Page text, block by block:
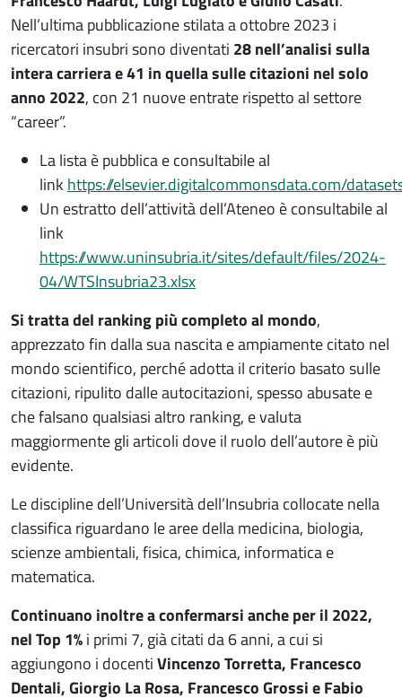
Nell’ultima pubblicazione stilata a ottobre 2023 i
ricercatori insubri sono diventati 28 nell’analisi sulla
intera carriera e 41 in quella sulle citazioni nel solo
anno 2022, con 21 nuove entrate rispetto al settore
“career”.
La lista è pubblica e consultabile al
link https://elsevier.digitalcommonsdata.com/
Un estratto dell’attività dell’Ateneo è consultabile al
link
https://www.uninsubria.it/sites/default/files/2024-
04/WTSInsubria23.xlsx
Si tratta del ranking più completo al mondo,
apprezzato fin dalla sua nascita e ampiamente citato nel
mondo scientifico, perché adotta il criterio basato sulle
citazioni, ripulito dalle autocitazioni, spesso abusate e
che falsano qualsiasi altro ranking, e valuta
maggiormente gli articoli dove il ruolo dell’autore è più
evidente.
Le discipline dell’Università dell’Insubria collocate nella
classifica riguardano le aree della medicina, biologia,
scienze ambientali, fisica, chimica, informatica e
matematica.
Continuano inoltre a confermarsi anche per il 2022,
nel Top 1%i primi 7, già citati da 6 anni, a cui si
aggiungono i docentiVincenzo Torretta, Francesco
Dentali, Giorgio La Rosa, Francesco Grossi e Fabio